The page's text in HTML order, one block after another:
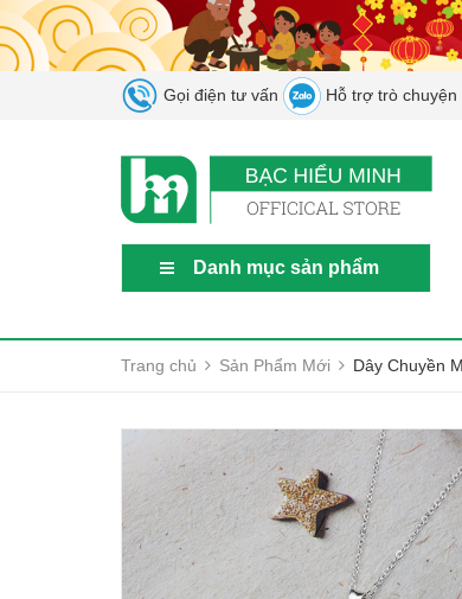
Gọi điện tư vấn Hỗ trợ trò
Danh mục sản phẩm
Trang chủ Sản Phẩm Mới Dây Chuyền